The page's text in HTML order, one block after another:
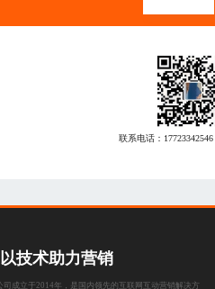
联系电话： 17723342546
技术助力营销
司成立于2014年，是国内领先的互联网互动营销解决方